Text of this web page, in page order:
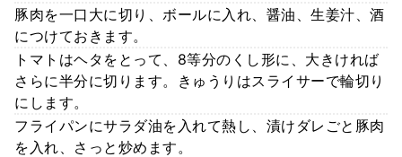
豚肉を一口大に切り、ボールに入れ、醤油、生姜汁、酒
につけておきます。
トマトはヘタをとって、8等分のくし形に、大きければ
さらに半分に切ります。きゅうりはスライサーで輪切り
にします。
フライパンにサラダ油を入れて熱し、漬けダレごと豚肉
を入れ、さっと炒めます。